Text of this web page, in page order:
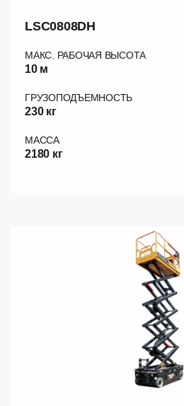
LSC0808DH
МАКС. РАБОЧАЯ ВЫСОТА
10 м
ГРУЗОПОДЪЕМНОСТЬ
230 кг
МАССА
2180 кг